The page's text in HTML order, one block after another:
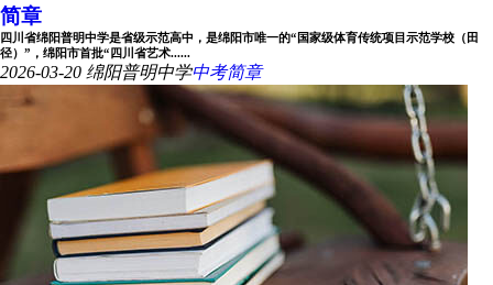
简章
四川省绵阳普明中学是省级示范高中，是绵阳市唯一的“国家级体育传统项目示范学校（田
径）”，绵阳市首批“四川省艺术......
2026-03-20 绵阳普明中学中考简章